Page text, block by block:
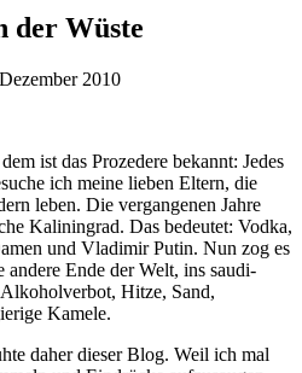
der Wüste
2010
ist das Prozedere bekannt: Jedes
ich meine lieben Eltern, die
leben. Die vergangenen Jahre
Kaliningrad. Das bedeutet: Vodka,
und Vladimir Putin. Nun zog es
andere Ende der Welt, ins saudi-
Hitze, Sand,
Kamele.
daher dieser Blog. Weil ich mal